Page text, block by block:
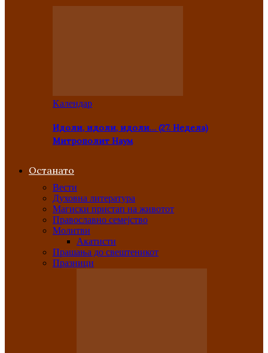
Kалендар
Идоли, идоли, идоли… (27. Недела)
Митрополит Наум
Останато
Вести
Духовна литература
Магиски пристап на животот
Православно семејство
Молитви
Акатисти
Прашања до свештеникот
Празници